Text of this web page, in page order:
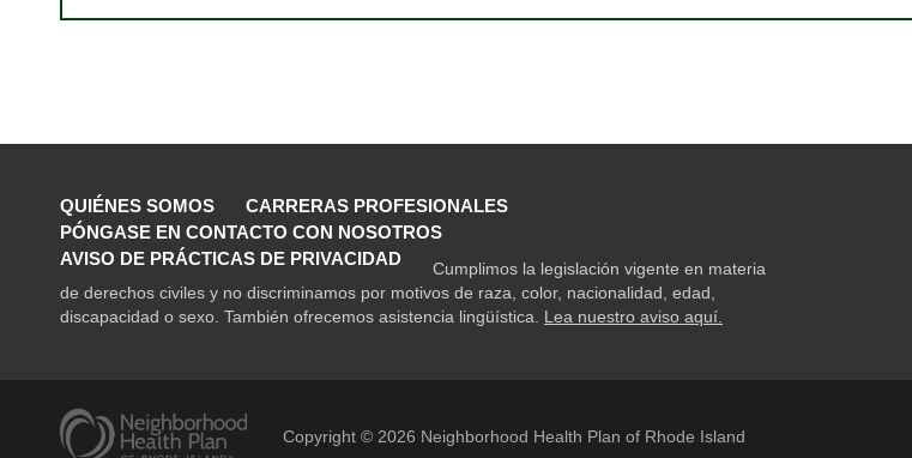
QUIÉNES SOMOS
CARRERAS PROFESIONALES
PÓNGASE EN CONTACTO CON NOSOTROS
AVISO DE PRÁCTICAS DE PRIVACIDAD
Cumplimos la legislación vigente en materia
de derechos civiles y no discriminamos por motivos de raza, color, nacionalidad, edad,
discapacidad o sexo. También ofrecemos asistencia lingüística. Lea nuestro aviso aquí.
Copyright © 2026 Neighborhood Health Plan of Rhode Island